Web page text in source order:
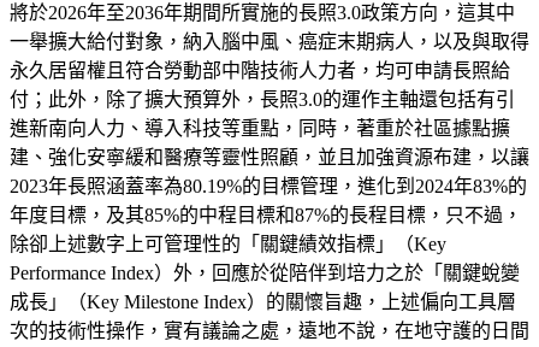
將於2026年至2036年期間所實施的長照3.0政策方向，這其中
一舉擴大給付對象，納入腦中風、癌症末期病人，以及與取得
永久居留權且符合勞動部中階技術人力者，均可申請長照給
付；此外，除了擴大預算外，長照3.0的運作主軸還包括有引
進新南向人力、導入科技等重點，同時，著重於社區據點擴
建、強化安寧緩和醫療等靈性照顧，並且加強資源布建，以讓
2023年長照涵蓋率為80.19%的目標管理，進化到2024年83%的
年度目標，及其85%的中程目標和87%的長程目標，只不過，
除卻上述數字上可管理性的「關鍵績效指標」（Key
Performance Index）外，回應於從陪伴到培力之於「關鍵蛻變
成長」（Key Milestone Index）的關懷旨趣，上述偏向工具層
次的技術性操作，實有議論之處，遠地不說，在地守護的日間